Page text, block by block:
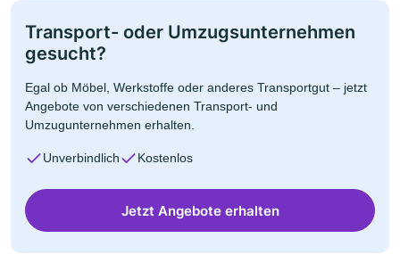
Transport- oder Umzugsunternehmen
gesucht?
Egal ob Möbel, Werkstoffe oder anderes Transportgut – jetzt
Angebote von verschiedenen Transport- und
Umzugunternehmen erhalten.
Unverbindlich Kostenlos
Jetzt Angebote erhalten